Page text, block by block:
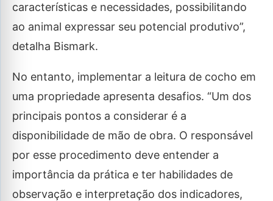
características e necessidades, possibilitando
ao animal expressar seu potencial produtivo”,
detalha Bismark.
No entanto, implementar a leitura de cocho em
uma propriedade apresenta desafios. “Um dos
principais pontos a considerar é a
disponibilidade de mão de obra. O responsável
por esse procedimento deve entender a
importância da prática e ter habilidades de
observação e interpretação dos indicadores,